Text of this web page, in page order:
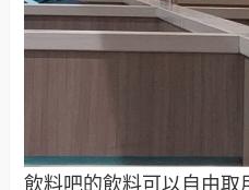
飲料吧的飲料可以自由